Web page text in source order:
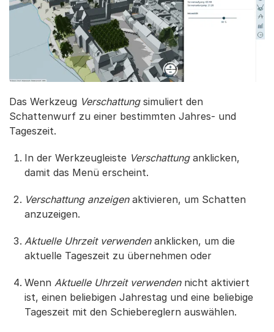
Das Werkzeug Verschattung simuliert den
Schattenwurf zu einer bestimmten Jahres- und
Tageszeit.
In der Werkzeugleiste Verschattung anklicken,
damit das Menü erscheint.
Verschattung anzeigenaktivieren, um Schatten
anzuzeigen.
Aktuelle Uhrzeit verwendenanklicken, um die
aktuelle Tageszeit zu übernehmen oder
Wenn Aktuelle Uhrzeit verwendennicht aktiviert
ist, einen beliebigen Jahrestag und eine beliebige
Tageszeit mit den Schiebereglern auswählen.